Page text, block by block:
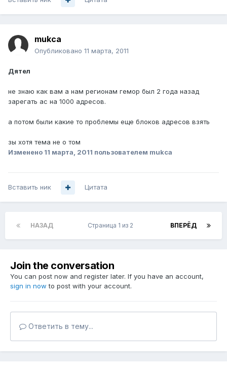
mukca
Опубликовано 11 марта, 2011
Дятел
не знаю как вам а нам регионам гемор был 2 года назад
зарегать ас на 1000 адресов.
а потом были какие то проблемы еще блоков адресов взять
зы хотя тема не о том
Изменено 11 марта, 2011 пользователем mukca
Вставить ник Цитата
НАЗАД ВПЕРЁД
Страница 1 из 2
Join the conversation
You can post now and register later. If you have an account,
sign in now to post with your account.
Ответить в тему...